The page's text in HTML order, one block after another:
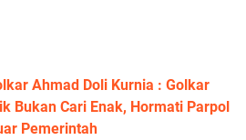
Ahmad Doli Kurnia : Golkar
Bukan Cari Enak, Hormati Parpol
Pemerintah